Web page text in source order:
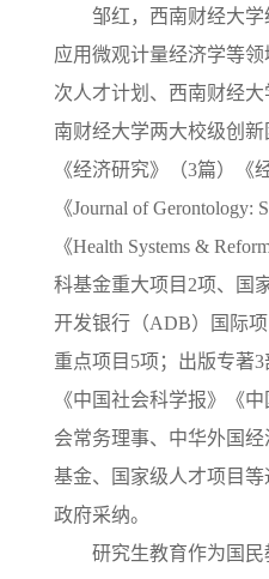
邹红，西南财经大
应用微观计量经济学等
次人才计划、西南财经
南财经大学两大校级创
《经济研究》（3篇）
《Journal of Gerontology:
《Health Systems &
科基金重大项目2项、国
开发银行（ADB）国际
重点项目5项；出版专著
《中国社会科学报》《
会常务理事、中华外国
基金、国家级人才项目
政府采纳。
研究生教育作为国